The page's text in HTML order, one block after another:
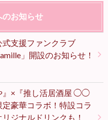
のお知らせ
支援ファンクラブ
」開設のお知らせ！
』×『推し活居酒屋 ◯◯
豪華コラボ！特設コラ
ジナルドリンクも！